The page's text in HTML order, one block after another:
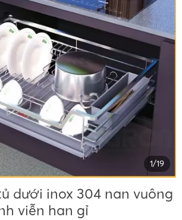
1/19
dưới inox 304 nan vuông
viễn han gỉ